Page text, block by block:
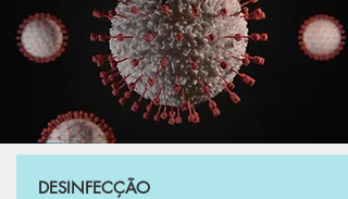
DESINFECÇÃO